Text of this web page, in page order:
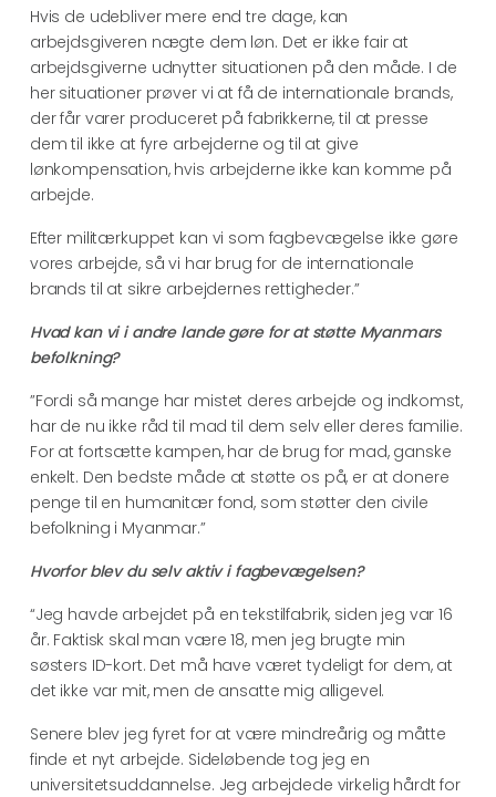
Hvis de udebliver mere end tre dage, kan
arbejdsgiveren nægte dem løn. Det er ikke fair at
arbejdsgiverne udnytter situationen på den måde. I de
her situationer prøver vi at få de internationale brands,
der får varer produceret på fabrikkerne, til at presse
dem til ikke at fyre arbejderne og til at give
lønkompensation, hvis arbejderne ikke kan komme på
arbejde.
Efter militærkuppet kan vi som fagbevægelse ikke gøre
vores arbejde, så vi har brug for de internationale
brands til at sikre arbejdernes rettigheder.”
Hvad kan vi i andre lande gøre for at støtte Myanmars
befolkning?
”Fordi så mange har mistet deres arbejde og indkomst,
har de nu ikke råd til mad til dem selv eller deres familie.
For at fortsætte kampen, har de brug for mad, ganske
enkelt. Den bedste måde at støtte os på, er at donere
penge til en humanitær fond, som støtter den civile
befolkning i Myanmar.”
Hvorfor blev du selv aktiv i fagbevægelsen?
“Jeg havde arbejdet på en tekstilfabrik, siden jeg var 16
år. Faktisk skal man være 18, men jeg brugte min
søsters ID-kort. Det må have været tydeligt for dem, at
det ikke var mit, men de ansatte mig alligevel.
Senere blev jeg fyret for at være mindreårig og måtte
finde et nyt arbejde. Sideløbende tog jeg en
universitetsuddannelse. Jeg arbejdede virkelig hårdt for